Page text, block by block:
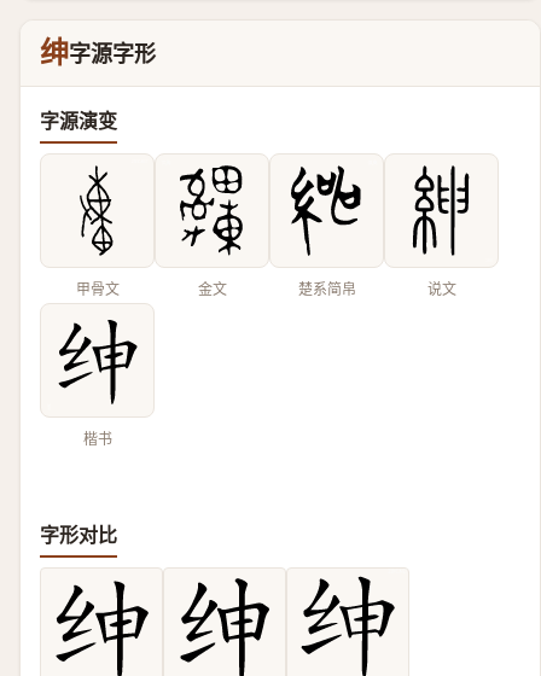
绅字源字形
字源演变
甲骨文 金文 楚系简帛 说文
楷书
字形对比